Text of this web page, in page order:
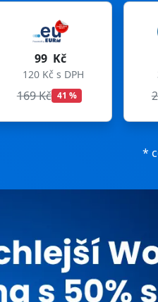
275 Kč
333 Kč s DPH
299 Kč 8 %
*